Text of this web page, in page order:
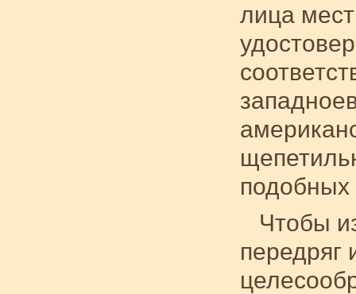
лица
подобных
Чтобы
передряг